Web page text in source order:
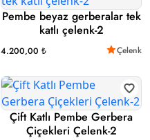
Pembe beyaz gerberalar tek
katlı çelenk-2
4.200,00 ₺ Çelenk
Çift Katlı Pembe Gerbera
Çiçekleri Çelenk-2